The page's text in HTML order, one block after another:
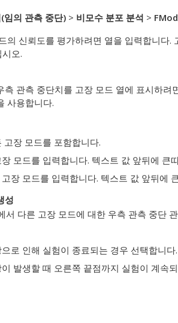
임의 관측 중단) > 비모수 분포 분석 >
의 신뢰도를 평가하려면 열을 입력합니다.
오.
관측 중단치를 고장 모드 열에 표시하려
사용합니다.
고장 모드를 포함합니다.
모드를 입력합니다. 텍스트 값 앞뒤에 큰
장 모드를 입력합니다. 텍스트 값 앞뒤에
성
다른 고장 모드에 대한 우측 관측 중단
로 인해 실험이 종료되는 경우 선택합니다.
발생할 때 오른쪽 끝점까지 실험이 계속